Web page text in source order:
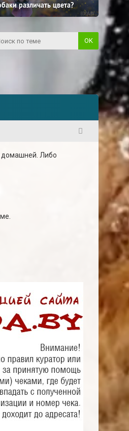
различать цвета?
домашней. Либо